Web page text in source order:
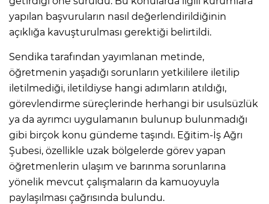
yapılan başvuruların nasıl değerlendirildiğinin
açıklığa kavuşturulması gerektiği belirtildi.
Sendika tarafından yayımlanan metinde,
öğretmenin yaşadığı sorunların yetkililere iletilip
iletilmediği, iletildiyse hangi adımların atıldığı,
görevlendirme süreçlerinde herhangi bir usulsüzlük
ya da ayrımcı uygulamanın bulunup bulunmadığı
gibi birçok konu gündeme taşındı. Eğitim-İş Ağrı
Şubesi, özellikle uzak bölgelerde görev yapan
öğretmenlerin ulaşım ve barınma sorunlarına
yönelik mevcut çalışmaların da kamuoyuyla
paylaşılması çağrısında bulundu.